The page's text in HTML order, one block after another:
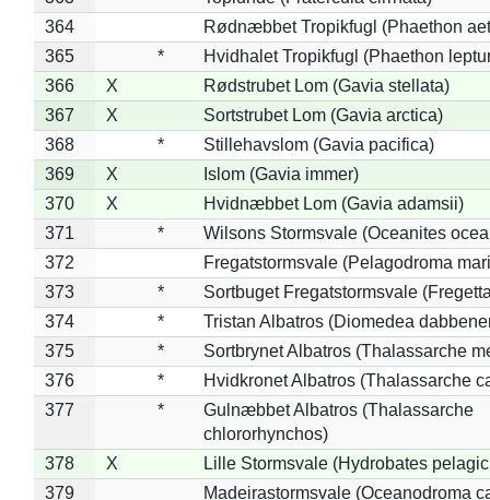
364
Rødnæbbet Tropikfugl (Phaethon
365
*
Hvidhalet Tropikfugl (Phaethon
366
X
Rødstrubet Lom (Gavia stellata)
367
X
Sortstrubet Lom (Gavia arctica)
368
*
Stillehavslom (Gavia pacifica)
369
X
Islom (Gavia immer)
370
X
Hvidnæbbet Lom (Gavia adamsii)
371
*
Wilsons Stormsvale (Oceanites
372
Fregatstormsvale (Pelagodroma
373
*
Sortbuget Fregatstormsvale
374
*
Tristan Albatros (Diomedea
375
*
Sortbrynet Albatros (Thalassarche
376
*
Hvidkronet Albatros (Thalassarche
377
*
Gulnæbbet Albatros (Thalassarche
chlororhynchos)
378
X
Lille Stormsvale (Hydrobates
379
Madeirastormsvale (Oceanodroma